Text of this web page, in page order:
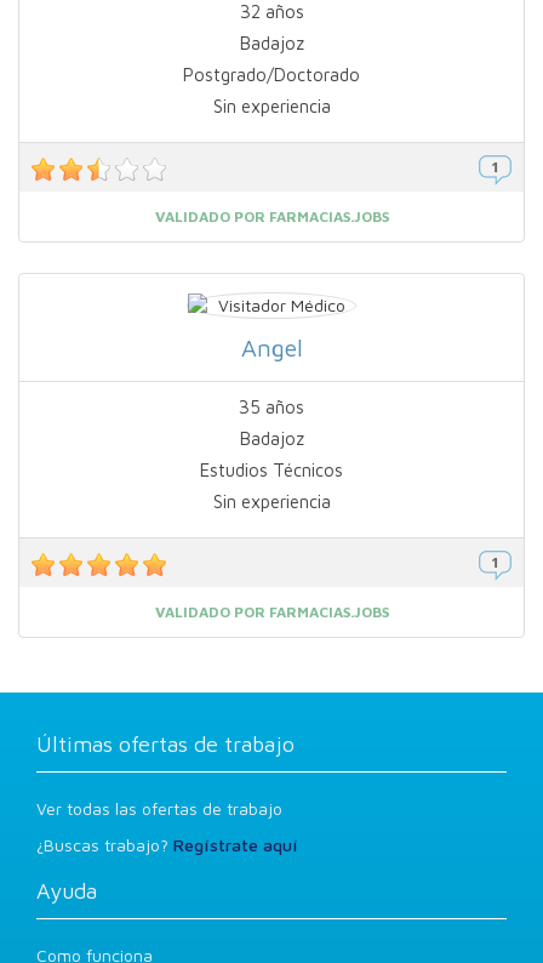
32 años
Badajoz
Postgrado/Doctorado
Sin experiencia
VALIDADO POR FARMACIAS.JOBS
Angel
35 años
Badajoz
Estudios Técnicos
Sin experiencia
VALIDADO POR FARMACIAS.JOBS
Últimas ofertas de trabajo
Ver todas las ofertas de trabajo
¿Buscas trabajo? Regístrate aquí
Ayuda
Como funciona